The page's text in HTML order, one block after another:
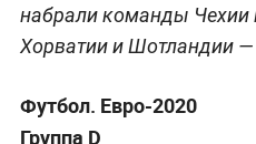
набрали команды Чехии
Хорватии и Шотландии —
Футбол. Евро-2020
Группа D